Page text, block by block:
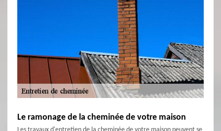
Le ramonage de la cheminée de votre maison